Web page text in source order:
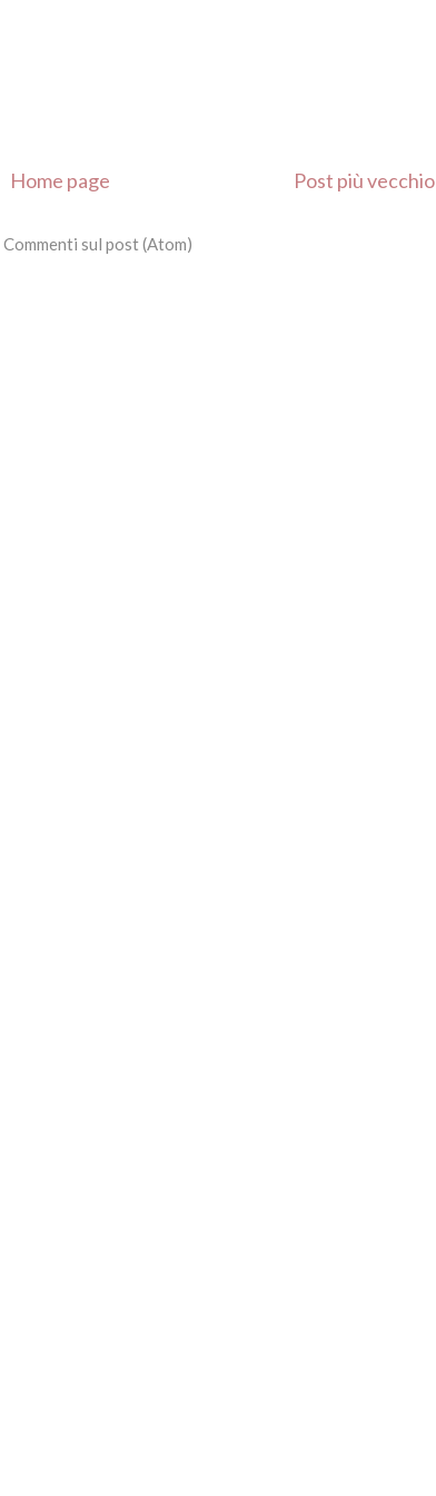
Post più vecchio
Home page
Commenti sul post (Atom)